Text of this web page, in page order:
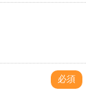
必須